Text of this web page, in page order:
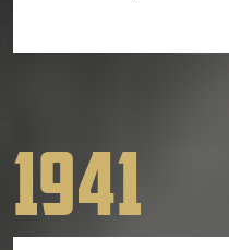
1941